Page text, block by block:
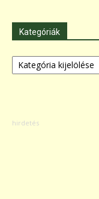
Kategóriák
Kategóriák